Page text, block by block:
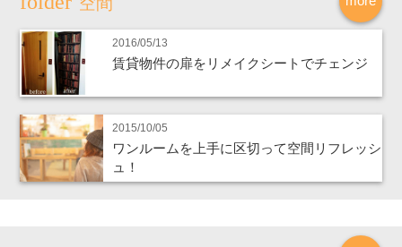
2016/05/13
賃貸物件の扉をリメイクシートでチェンジ
2015/10/05
ワンルームを上手に区切って空間リフレッシ
ュ！